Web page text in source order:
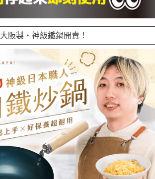
大阪製・神級鐵鍋開賣！